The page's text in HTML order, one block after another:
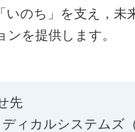
いのち」を支え，未
ンを提供します。
先
ィカルシステムズ